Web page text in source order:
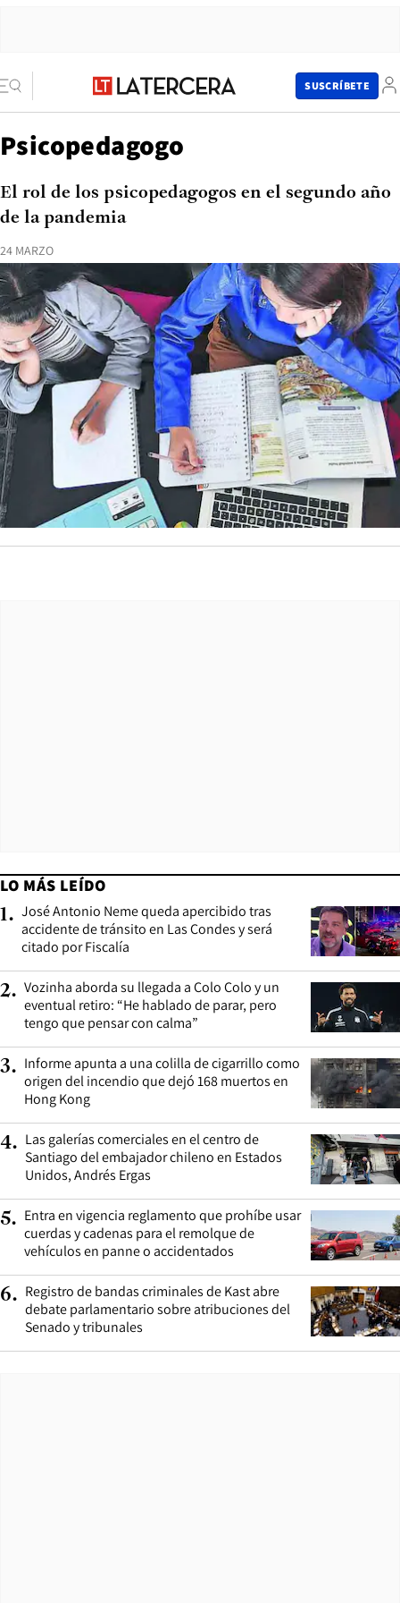
SUSCRÍBETE
Psicopedagogo
24 MARZO
El rol de los psicopedagogos en el segundo año
de la pandemia
LO MÁS LEÍDO
1. José Antonio Neme queda apercibido tras
accidente de tránsito en Las Condes y será
citado por Fiscalía
2. Vozinha aborda su llegada a Colo Colo y un
eventual retiro: “He hablado de parar, pero
tengo que pensar con calma”
3. Informe apunta a una colilla de cigarrillo como
origen del incendio que dejó 168 muertos en
Hong Kong
4. Las galerías comerciales en el centro de
Santiago del embajador chileno en Estados
Unidos, Andrés Ergas
5. Entra en vigencia reglamento que prohíbe usar
cuerdas y cadenas para el remolque de
vehículos en panne o accidentados
6. Registro de bandas criminales de Kast abre
debate parlamentario sobre atribuciones del
Senado y tribunales